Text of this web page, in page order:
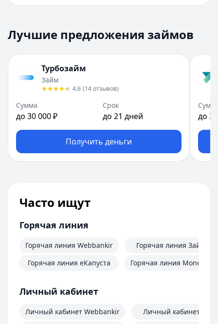
Лучшие предложения займов
Турбозайм
Займ
4.6 (14отзывов)
Сумма
до 30 000 ₽
Срок
до 21 дней
Получить деньги
до
Часто ищут
Горячая линия
Горячая линия Webbankir
Горячая линия еКапуста
Горячая линия Займер
Горячая линия
Личный кабинет
Личный кабинет Webbankir
Личный кабинет